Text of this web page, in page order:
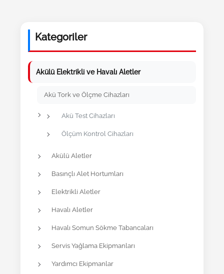
Kategoriler
Akülü Elektrikli ve Havalı Aletler
Akü Tork ve Ölçme Cihazları
Akü Test Cihazları
Ölçüm Kontrol Cihazları
Akülü Aletler
Basınçlı Alet Hortumları
Elektrikli Aletler
Havalı Aletler
Havalı Somun Sökme Tabancaları
Servis Yağlama Ekipmanları
Yardımcı Ekipmanlar